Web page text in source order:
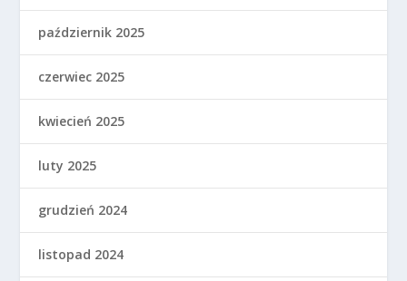
październik 2025
czerwiec 2025
kwiecień 2025
luty 2025
grudzień 2024
listopad 2024